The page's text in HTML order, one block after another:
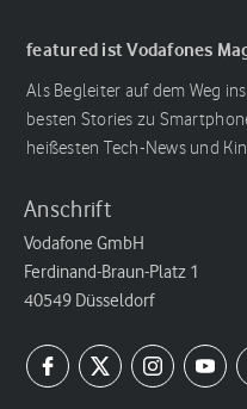
featured ist Vodafones
Als Begleiter auf dem Weg
besten Stories zu
heißesten Tech-News und
Anschrift
Vodafone GmbH
Ferdinand-Braun-Platz 1
40549 Düsseldorf